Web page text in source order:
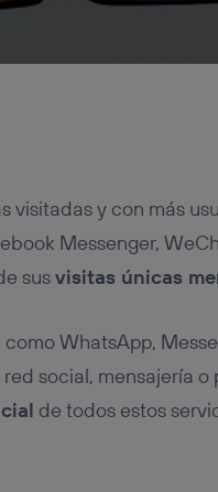
visitadas y con más
Messenger,
susvisitas únicas
WhatsApp,
social, mensajería
de todos estos